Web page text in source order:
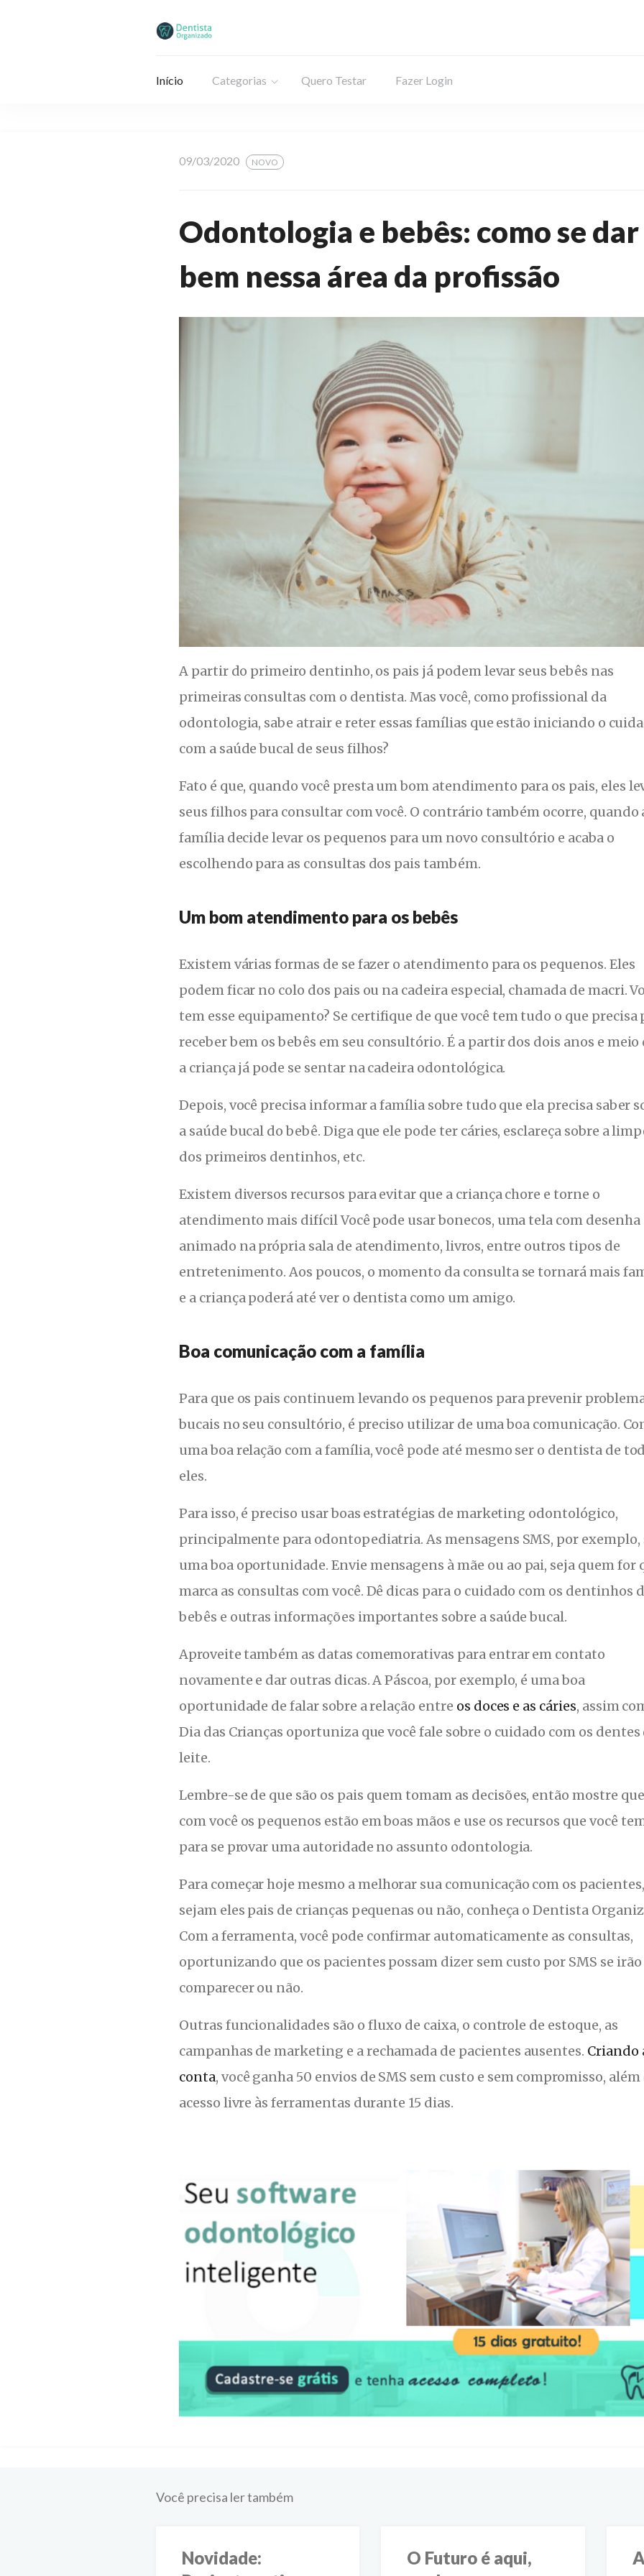
Início Categorias Quero Testar Fazer Login
09/03/2020 NOVO
Odontologia e bebês: como se dar
bem nessa área da profissão
A partir do primeiro dentinho, os pais já podem levar seus bebês nas
primeiras consultas com o dentista. Mas você, como profissional da
odontologia, sabe atrair e reter essas famílias que estão iniciando o
com a saúde bucal de seus filhos?
Fato é que, quando você presta um bom atendimento para os pais, eles
seus filhos para consultar com você. O contrário também ocorre, quando
família decide levar os pequenos para um novo consultório e acaba o
escolhendo para as consultas dos pais também.
Um bom atendimento para os bebês
Existem várias formas de se fazer o atendimento para os pequenos. Eles
podem ficar no colo dos pais ou na cadeira especial, chamada de macri.
tem esse equipamento? Se certifique de que você tem tudo o que precisa
receber bem os bebês em seu consultório. É a partir dos dois anos e meio
a criança já pode se sentar na cadeira odontológica.
Depois, você precisa informar a família sobre tudo que ela precisa saber
a saúde bucal do bebê. Diga que ele pode ter cáries, esclareça sobre a
dos primeiros dentinhos, etc.
Existem diversos recursos para evitar que a criança chore e torne o
atendimento mais difícil Você pode usar bonecos, uma tela com desenha
animado na própria sala de atendimento, livros, entre outros tipos de
entretenimento. Aos poucos, o momento da consulta se tornará mais
e a criança poderá até ver o dentista como um amigo.
Boa comunicação com a família
Para que os pais continuem levando os pequenos para prevenir
bucais no seu consultório, é preciso utilizar de uma boa comunicação.
uma boa relação com a família, você pode até mesmo ser o dentista de
eles.
Para isso, é preciso usar boas estratégias de marketing odontológico,
principalmente para odontopediatria. As mensagens SMS, por exemplo,
uma boa oportunidade. Envie mensagens à mãe ou ao pai, seja quem for
marca as consultas com você. Dê dicas para o cuidado com os dentinhos
bebês e outras informações importantes sobre a saúde bucal.
Aproveite também as datas comemorativas para entrar em contato
novamente e dar outras dicas. A Páscoa, por exemplo, é uma boa
oportunidade de falar sobre a relação entre os doces e as cáries, assim
Dia das Crianças oportuniza que você fale sobre o cuidado com os dentes
leite.
Lembre-se de que são os pais quem tomam as decisões, então mostre que
com você os pequenos estão em boas mãos e use os recursos que você
para se provar uma autoridade no assunto odontologia.
Para começar hoje mesmo a melhorar sua comunicação com os pacientes,
sejam eles pais de crianças pequenas ou não, conheça o Dentista
Com a ferramenta, você pode confirmar automaticamente as consultas,
oportunizando que os pacientes possam dizer sem custo por SMS se irão
comparecer ou não.
Outras funcionalidades são o fluxo de caixa, o controle de estoque, as
campanhas de marketing e a rechamada de pacientes ausentes. Criando
conta, você ganha 50 envios de SMS sem custo e sem compromisso, além
acesso livre às ferramentas durante 15 dias.
Você precisa ler também
Novidade:
O Futuro é aqui,